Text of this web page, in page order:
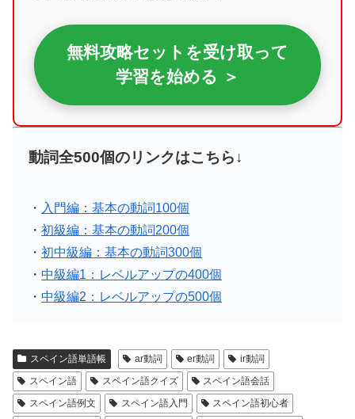
無料攻略セットを受け取って
学習を始める ＞
動詞全500個のリンクはこちら↓
・ 入門編：基本の動詞100個
・ 初級編：基本の動詞200個
・ 初中級編：基本の動詞300個
・ 中級編1：レベルアップの400個
・ 中級編2：レベルアップの500個
スペイン語単語帳 ar動詞 er動詞
ir動詞
スペイン語
スペイン語クイズ
スペイン語会話
スペイン語例文
スペイン語入門
スペイン語初心者